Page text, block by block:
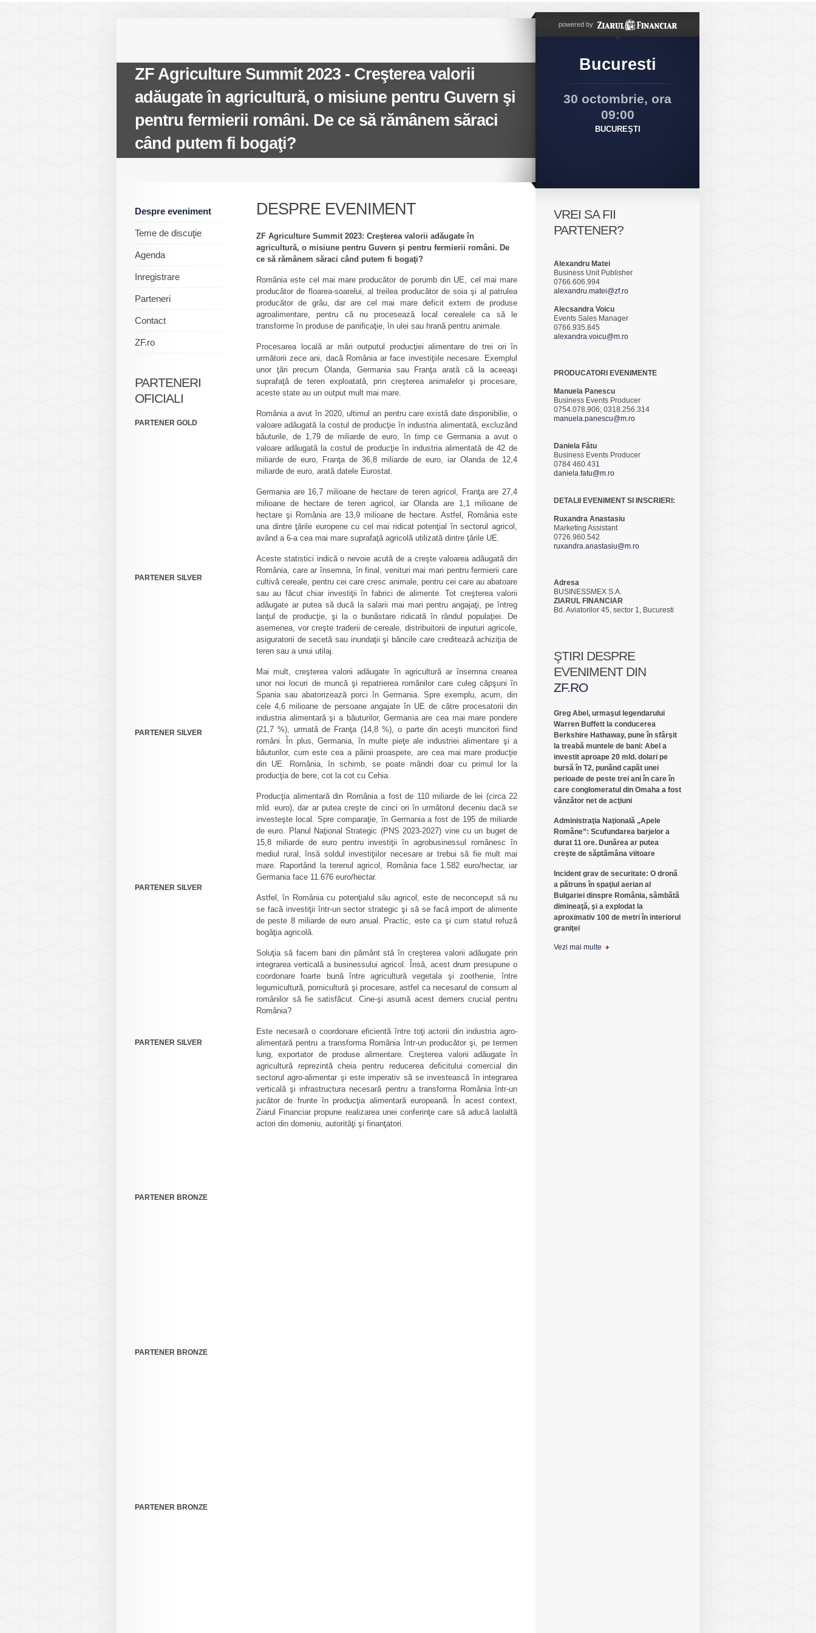
ZF Agriculture Summit 2023 - Creşterea valorii
adăugate în agricultură, o misiune pentru Guvern şi
pentru fermierii români. De ce să rămânem săraci
când putem fi bogaţi?
powered by
Bucuresti
30 octombrie, ora
09:00
BUCUREŞTI
Despre eveniment
Teme de discuţie
Agenda
Inregistrare
Parteneri
Contact
ZF.ro
PARTENERI
OFICIALI
PARTENER GOLD
PARTENER SILVER
PARTENER SILVER
PARTENER SILVER
PARTENER SILVER
PARTENER BRONZE
PARTENER BRONZE
PARTENER BRONZE
DESPRE EVENIMENT
ZF Agriculture Summit 2023: Creşterea valorii adăugate în
agricultură, o misiune pentru Guvern şi pentru fermierii români. De
ce să rămânem săraci când putem fi bogaţi?
România este cel mai mare producător de porumb din UE, cel mai mare
producător de floarea-soarelui, al treilea producător de soia şi al patrulea
producător de grâu, dar are cel mai mare deficit extern de produse
agroalimentare, pentru că nu procesează local cerealele ca să le
transforme în produse de panificaţie, în ulei sau hrană pentru animale.
Procesarea locală ar mări outputul producţiei alimentare de trei ori în
următorii zece ani, dacă România ar face investiţiile necesare. Exemplul
unor ţări precum Olanda, Germania sau Franţa arată că la aceeaşi
suprafaţă de teren exploatată, prin creşterea animalelor şi procesare,
aceste state au un output mult mai mare.
România a avut în 2020, ultimul an pentru care există date disponibilie, o
valoare adăugată la costul de producţie în industria alimentată, excluzând
băuturile, de 1,79 de miliarde de euro, în timp ce Germania a avut o
valoare adăugată la costul de producţie în industria alimentată de 42 de
miliarde de euro, Franţa de 36,8 miliarde de euro, iar Olanda de 12,4
miliarde de euro, arată datele Eurostat.
Germania are 16,7 milioane de hectare de teren agricol, Franţa are 27,4
milioane de hectare de teren agricol, iar Olanda are 1,1 milioane de
hectare şi România are 13,9 milioane de hectare. Astfel, România este
una dintre ţările europene cu cel mai ridicat potenţial în sectorul agricol,
având a 6-a cea mai mare suprafaţă agricolă utilizată dintre ţările UE.
Aceste statistici indică o nevoie acută de a creşte valoarea adăugată din
România, care ar însemna, în final, venituri mai mari pentru fermierii care
cultivă cereale, pentru cei care cresc animale, pentru cei care au abatoare
sau au făcut chiar investiţii în fabrici de alimente. Tot creşterea valorii
adăugate ar putea să ducă la salarii mai mari pentru angajaţi, pe întreg
lanţul de producţie, şi la o bunăstare ridicată în rândul populaţiei. De
asemenea, vor creşte traderii de cereale, distribuitorii de inputuri agricole,
asiguratorii de secetă sau inundaţii şi băncile care creditează achiziţia de
teren sau a unui utilaj.
Mai mult, creşterea valorii adăugate în agricultură ar însemna crearea
unor noi locuri de muncă şi repatrierea românilor care culeg căpşuni în
Spania sau abatorizează porci în Germania. Spre exemplu, acum, din
cele 4,6 milioane de persoane angajate în UE de către procesatorii din
industria alimentară şi a băuturilor, Germania are cea mai mare pondere
(21,7 %), urmată de Franţa (14,8 %), o parte din aceşti muncitori fiind
români. În plus, Germania, în multe pieţe ale industriei alimentare şi a
băuturilor, cum este cea a pâinii proaspete, are cea mai mare producţie
din UE. România, în schimb, se poate mândri doar cu primul lor la
producţia de bere, cot la cot cu Cehia.
Producţia alimentară din România a fost de 110 miliarde de lei (circa 22
mld. euro), dar ar putea creşte de cinci ori în următorul deceniu dacă se
investeşte local. Spre comparaţie, în Germania a fost de 195 de miliarde
de euro. Planul Naţional Strategic (PNS 2023-2027) vine cu un buget de
15,8 miliarde de euro pentru investiţii în agrobusinessul românesc în
mediul rural, însă soldul investiţiilor necesare ar trebui să fie mult mai
mare. Raportând la terenul agricol, România face 1.582 euro/hectar, iar
Germania face 11.676 euro/hectar.
Astfel, în România cu potenţialul său agricol, este de neconceput să nu
se facă investiţii într-un sector strategic şi să se facă import de alimente
de peste 8 miliarde de euro anual. Practic, este ca şi cum statul refuză
bogăţia agricolă.
Soluţia să facem bani din pământ stă în creşterea valorii adăugate prin
integrarea verticală a businessului agricol. Însă, acest drum presupune o
coordonare foarte bună între agricultură vegetala şi zoothenie, între
legumicultură, pomicultură şi procesare, astfel ca necesarul de consum al
românilor să fie satisfăcut. Cine-şi asumă acest demers crucial pentru
România?
Este necesară o coordonare eficientă între toţi actorii din industria agro-
alimentară pentru a transforma România într-un producător şi, pe termen
lung, exportator de produse alimentare. Creşterea valorii adăugate în
agricultură reprezintă cheia pentru reducerea deficitului comercial din
sectorul agro-alimentar şi este imperativ să se investească în integrarea
verticală şi infrastructura necesară pentru a transforma România într-un
jucător de frunte în producţia alimentară europeană. În acest context,
Ziarul Financiar propune realizarea unei conferinţe care să aducă laolaltă
actori din domeniu, autorităţi şi finanţatori.
VREI SA FII
PARTENER?
Alexandru Matei
Business Unit Publisher
0766.606.994
alexandru.matei@zf.ro
Alecsandra Voicu
Events Sales Manager
0766.935.845
alexandra.voicu@m.ro
PRODUCATORI EVENIMENTE
Manuela Panescu
Business Events Producer
0754.078.906; 0318.256.314
manuela.panescu@m.ro
Daniela Fătu
Business Events Producer
0784 460.431
daniela.fatu@m.ro
DETALII EVENIMENT SI INSCRIERI:
Ruxandra Anastasiu
Marketing Assistant
0726.960.542
ruxandra.anastasiu@m.ro
Adresa
BUSINESSMEX S.A.
ZIARUL FINANCIAR
Bd. Aviatorilor 45, sector 1, Bucuresti
ŞTIRI DESPRE
EVENIMENT DIN
ZF.RO
Greg Abel, urmaşul legendarului
Warren Buffett la conducerea
Berkshire Hathaway, pune în sfârşit
la treabă muntele de bani: Abel a
investit aproape 20 mld. dolari pe
bursă în T2, punând capăt unei
perioade de peste trei ani în care în
care conglomeratul din Omaha a fost
vânzător net de acţiuni
Administraţia Naţională „Apele
Române”: Scufundarea barjelor a
durat 11 ore. Dunărea ar putea
creşte de săptămâna viitoare
Incident grav de securitate: O dronă
a pătruns în spaţiul aerian al
Bulgariei dinspre România, sâmbătă
dimineaţă, şi a explodat la
aproximativ 100 de metri în interiorul
graniţei
Vezi mai multe